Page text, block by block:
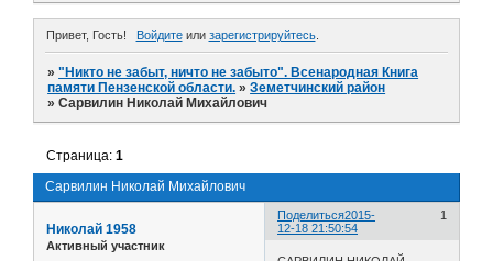
Привет, Гость! Войдитеили зарегистрируйтесь.
»"Никто не забыт, ничто не забыто". Всенародная Книга
памяти Пензенской области. »Земетчинский район
»Сарвилин Николай Михайлович
Сарвилин Николай Михайлович
Страница:1
Поделиться 1
2015-
12-18 21:50:54
Николай 1958
Активный участник